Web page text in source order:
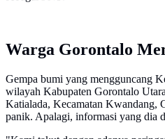
Warga Gorontalo
Gempa bumi yang mengguncang
wilayah Kabupaten Gorontalo
Katialada, Kecamatan Kwandang,
panik. Apalagi, informasi yang dia